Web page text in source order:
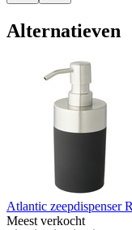
Alternatieven
Atlantic zeepdispenser
Meest verkocht